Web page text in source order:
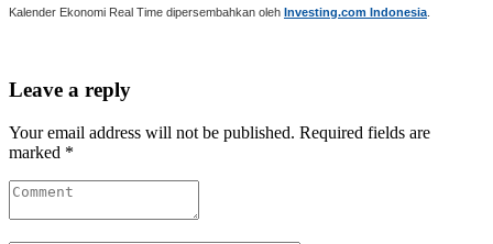
Kalender Ekonomi Real Time dipersembahkan oleh Investing.com Indonesia
Leave a reply
Your email address will not be published. Required fields are
marked *